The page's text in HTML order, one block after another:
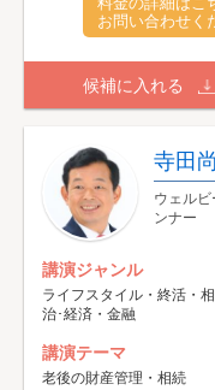
お問い合わせく
候補に入れる
寺田
ウェル
ンナー
講演ジャンル
ライフスタイル・終活・
治･経済・金融
講演テーマ
老後の財産管理・相続